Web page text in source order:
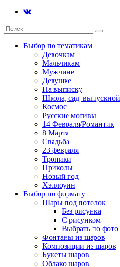
Выбор по тематикам
Девочкам
Мальчикам
Мужчине
Девушке
На выписку
Школа, сад, выпускной
Космос
Русские мотивы
14 Февраля/Романтик
8 Марта
Свадьба
23 февраля
Тропики
Приколы
Новый год
Хэллоуин
Выбор по формату
Шары под потолок
Без рисунка
С рисунком
Выбрать по фото
Фонтаны из шаров
Композиции из шаров
Букеты шаров
Облако шаров